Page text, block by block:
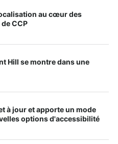
au cœur des
CCP
Hill se montre dans une
à jour et apporte un mode
options d'accessibilité